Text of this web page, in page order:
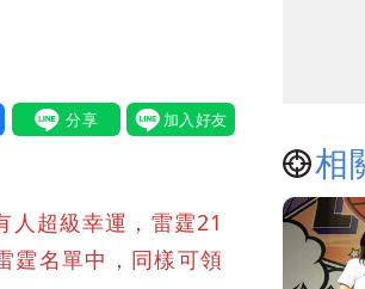
人超級幸運，雷霆21
霆名單中，同樣可領
相